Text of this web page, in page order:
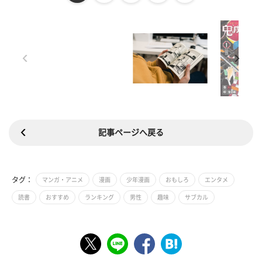
記事ページへ戻る
タグ： マンガ・アニメ 漫画 少年漫画 おもしろ エンタメ
読書 おすすめ ランキング 男性 趣味 サブカル